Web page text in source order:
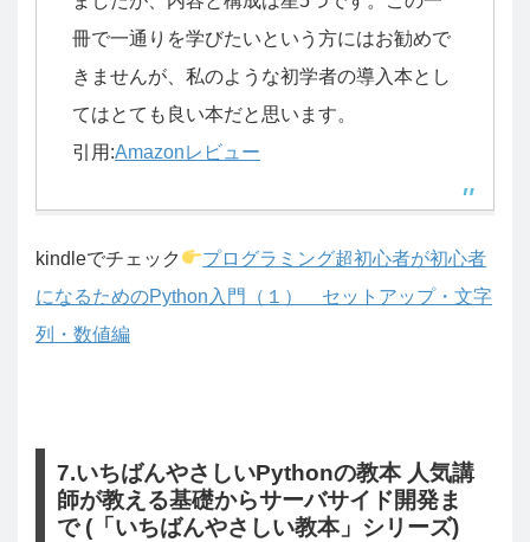
冊で一通りを学びたいという方にはお勧めで
きませんが、私のような初学者の導入本とし
てはとても良い本だと思います。
引用:Amazonレビュー
kindleでチェック
プログラミング超初心者が初心者
になるためのPython入門（１） セットアップ・文字
列・数値編
7.いちばんやさしいPythonの教本 人気講
師が教える基礎からサーバサイド開発ま
で (「いちばんやさしい教本」シリーズ)